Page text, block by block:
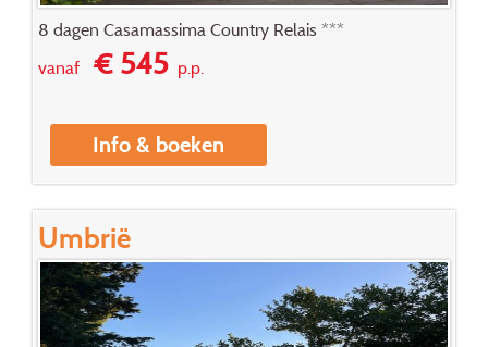
8 dagen Casamassima Country Relais ***
vanaf€ 545p.p.
Info & boeken
Umbrië